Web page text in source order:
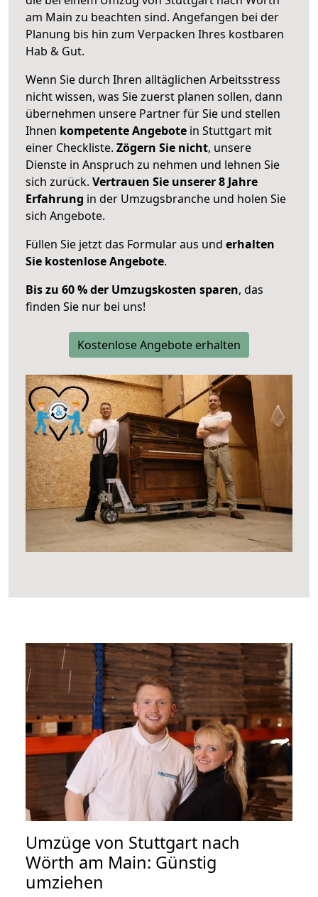
am Main zu beachten sind. Angefangen bei der
Planung bis hin zum Verpacken Ihres kostbaren
Hab & Gut.
Wenn Sie durch Ihren alltäglichen Arbeitsstress
nicht wissen, was Sie zuerst planen sollen, dann
übernehmen unsere Partner für Sie und stellen
Ihnen kompetente Angebote in Stuttgart mit
einer Checkliste. Zögern Sie nicht, unsere
Dienste in Anspruch zu nehmen und lehnen Sie
sich zurück. Vertrauen Sie unserer 8 Jahre
Erfahrung in der Umzugsbranche und holen Sie
sich Angebote.
Füllen Sie jetzt das Formular aus und erhalten
Sie kostenlose Angebote.
Bis zu 60 % der Umzugskosten sparen, das
finden Sie nur bei uns!
Kostenlose Angebote erhalten
Umzüge von Stuttgart nach
Wörth am Main: Günstig
umziehen